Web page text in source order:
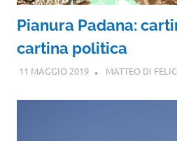
Pianura Padana:
cartina politica
11 MAGGIO 2019 MATTEO DI